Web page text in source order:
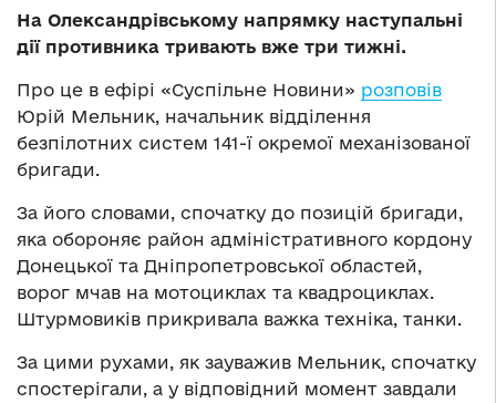
На Олександрівському напрямку наступальні
дії противника тривають вже три тижні.
Про це в ефірі «Суспільне Новини» розповів
Юрій Мельник, начальник відділення
безпілотних систем 141-ї окремої механізованої
бригади.
За його словами, спочатку до позицій бригади,
яка обороняє район адміністративного кордону
Донецької та Дніпропетровської областей,
ворог мчав на мотоциклах та квадроциклах.
Штурмовиків прикривала важка техніка, танки.
За цими рухами, як зауважив Мельник, спочатку
спостерігали, а у відповідний момент завдали